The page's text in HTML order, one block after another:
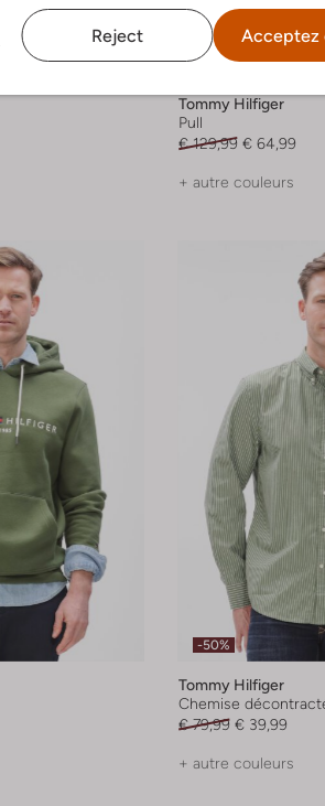
Reject Acceptez
-50%
Tommy Hilfiger
Pull
€ 129,99 € 64,99
+ autre couleurs
-50%
Tommy Hilfiger
Chemise
€ 79,99 € 39,99
+ autre couleurs